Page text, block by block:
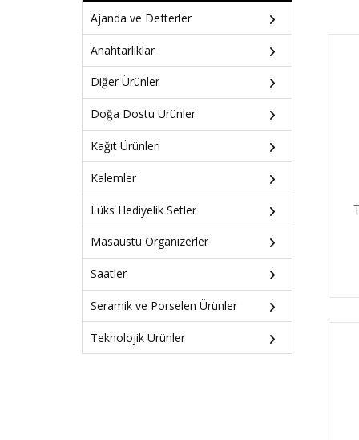
Ajanda ve Defterler
Anahtarlıklar
Diğer Ürünler
Doğa Dostu Ürünler
Kağıt Ürünleri
Kalemler
Lüks Hediyelik Setler
Masaüstü Organizerler
Saatler
Seramik ve Porselen Ürünler
Teknolojik Ürünler